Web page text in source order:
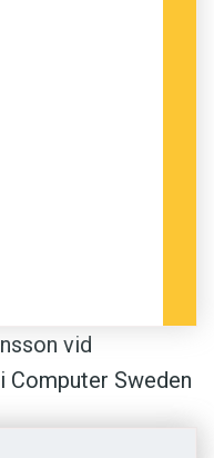
vid
Sweden